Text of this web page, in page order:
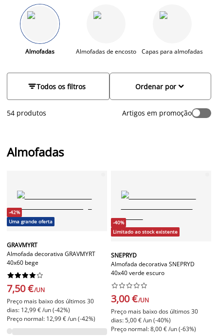
variedade de tons, padrões e formatos que dão vida ao seu
Almofadas Almofadas de encosto Capas para almofadas
Todos os filtros 
Ordenar por
54 produtos Artigos em promoção
Almofadas
-42%
Uma grande oferta
GRAVMYRT
Almofada decorativa GRAVMYRT
40x60 bege






7,50 €/UN
Preço mais baixo dos últimos 30
dias: 12,99 € /un (-42%)
Preço normal: 12,99 € /un (-42%)
-40%
Limitado ao stock existente
SNEPRYD
Almofada decorativa SNEPRYD
40x40 verde escuro






3,00 €/UN
Preço mais baixo dos últimos 30
dias: 5,00 € /un (-40%)
Preço normal: 8,00 € /un (-63%)